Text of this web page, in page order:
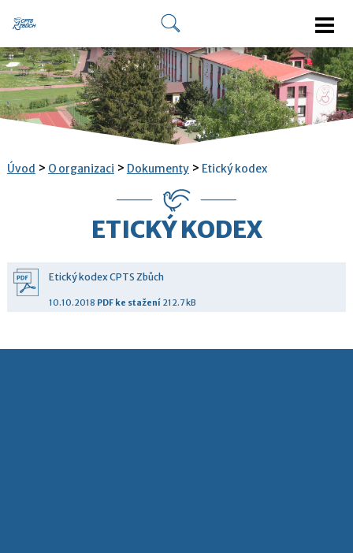
Úvod > O organizaci > Dokumenty> Etický kodex
ETICKÝ KODEX
Etický kodex CPTS Zbůch
10.10.2018 PDF ke stažení 212.7 kB